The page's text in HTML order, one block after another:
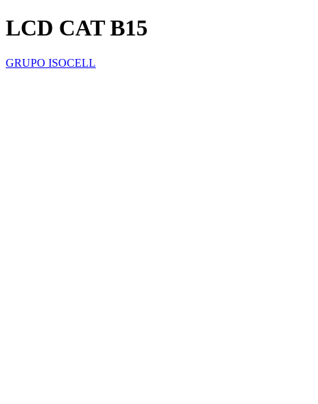
LCD CAT B15
GRUPO ISOCELL